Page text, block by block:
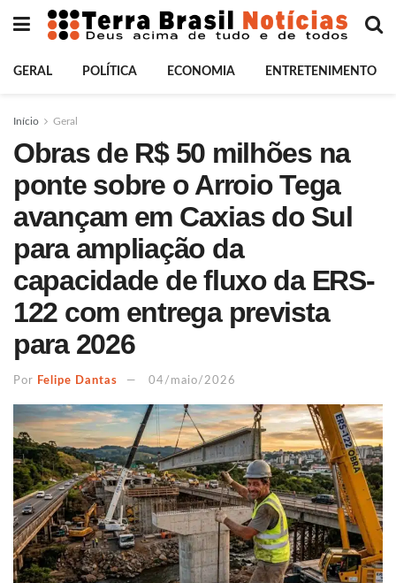
GERAL POLÍTICA ECONOMIA ENTRETENIMENTO
Início Geral
Obras de R$ 50 milhões na
ponte sobre o Arroio Tega
avançam em Caxias do Sul
para ampliação da
capacidade de fluxo da ERS-
122 com entrega prevista
para 2026
Por Felipe Dantas 04/maio/2026